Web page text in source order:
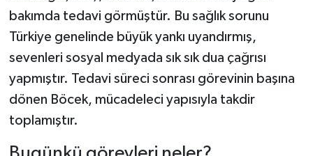
bakımda tedavi görmüştür. Bu sağlık sorunu
Türkiye genelinde büyük yankı uyandırmış,
sevenleri sosyal medyada sık sık dua çağrısı
yapmıştır. Tedavi süreci sonrası görevinin başına
dönen Böcek, mücadeleci yapısıyla takdir
toplamıştır.